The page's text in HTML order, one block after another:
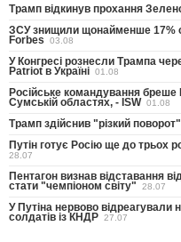
Трамп відкинув прохання
ЗСУ знищили щонайменше 17%
Forbes 03.08
У Конгресі рознесли Трампа
Patriot в Україні 01.08
Російське командування бреше
Сумській областях, - ISW 01.08
Трамп здійснив "різкий
Путін готує Росію ще до трьох
28.07
Пентагон визнав відставання
стати "чемпіоном світу" 28.07
У Путіна нервово відреагували
солдатів із КНДР 27.07